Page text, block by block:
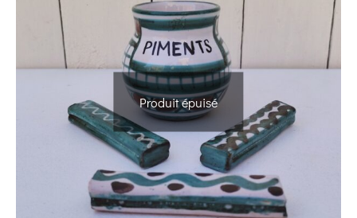
Produit épuisé